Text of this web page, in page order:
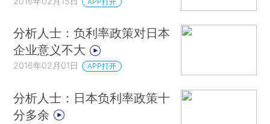
分析人士：负利率政策对日本
企业意义不大
2016年02月01日 APP打开
分析人士：日本负利率政策十
分多余